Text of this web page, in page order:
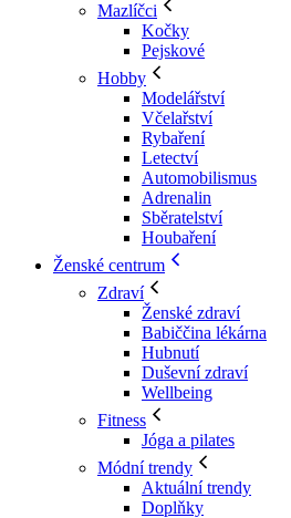
Mazlíčci
Kočky
Pejskové
Hobby
Modelářství
Včelařství
Rybaření
Letectví
Automobilismus
Adrenalin
Sběratelství
Houbaření
Ženské centrum
Zdraví
Ženské zdraví
Babiččina lékárna
Hubnutí
Duševní zdraví
Wellbeing
Fitness
Jóga a pilates
Módní trendy
Aktuální trendy
Doplňky